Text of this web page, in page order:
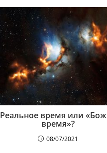
Реальное время или
время»?
08/07/2021